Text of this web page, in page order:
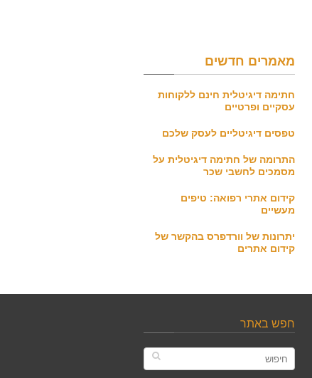
מאמרים חדשים
חתימה דיגיטלית חינם ללקוחות
עסקיים ופרטיים
טפסים דיגיטליים לעסק שלכם
התרומה של חתימה דיגיטלית על
מסמכים לחשבי שכר
קידום אתרי רפואה: טיפים
מעשיים
יתרונות של וורדפרס בהקשר של
קידום אתרים
חפש באתר